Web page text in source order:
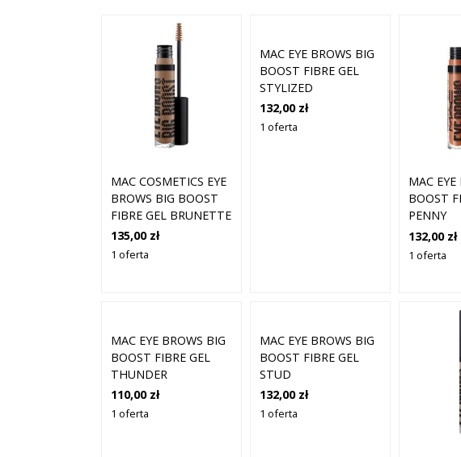
MAC COSMETICS EYE
BROWS BIG BOOST
FIBRE GEL BRUNETTE
135,00 zł
1 oferta
MAC EYE BROWS BIG
BOOST FIBRE GEL
STYLIZED
132,00 zł
1 oferta
MAC EYE
BOOST
PENNY
132,00 zł
1 oferta
MAC EYE BROWS BIG
BOOST FIBRE GEL
THUNDER
110,00 zł
1 oferta
MAC EYE BROWS BIG
BOOST FIBRE GEL
STUD
132,00 zł
1 oferta